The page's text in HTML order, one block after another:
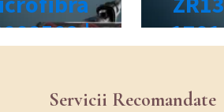
Servicii Recomandate